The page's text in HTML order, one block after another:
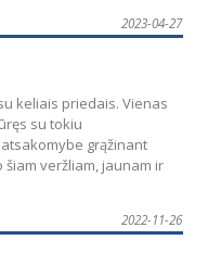
2023-04-27
keliais priedais. Vienas
su tokiu
grąžinant
šiam veržliam, jaunam ir
2022-11-26